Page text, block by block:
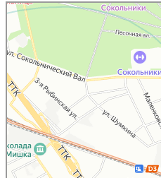
Дружба
Пищевые ингредиенты и специи
Москве
Магазин подарков и сувениров
Москве